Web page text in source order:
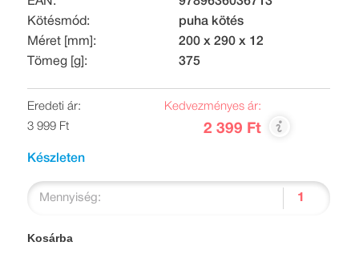
Kötésmód:
puha kötés
Méret [mm]:
200 x 290 x 12
Tömeg [g]:
375
Eredeti ár:
3 999 Ft
Kedvezményes ár:
2 399 Ft
Készleten
Mennyiség:
Kosárba